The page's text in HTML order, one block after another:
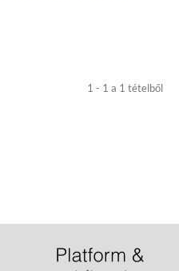
1 - 1 a 1 tételből